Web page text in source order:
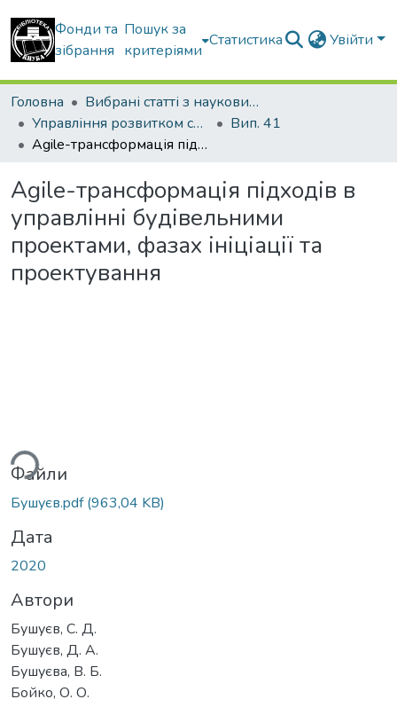
Фонди та
зібрання
Пошук за
критеріями
Статистика Увійти
Головна
Вибрані статті з наукових збірників КНУБА
Управління розвитком складних систем
Вип. 41
Agile-трансформація підходів в управлінні будівельними проектами, фазах ініціації та проектування
Agile-трансформація підходів в
управлінні будівельними
проектами, фазах ініціації та
проектування
Файли
Бушуєв.pdf(963,04 KB)
Дата
2020
Автори
Бушуєв, С. Д.
Бушуєв, Д. А.
Бушуєва, В. Б.
Бойко, О. О.